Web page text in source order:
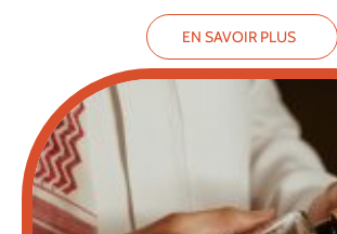
EN SAVOIR PLUS